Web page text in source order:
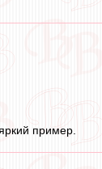
пример.